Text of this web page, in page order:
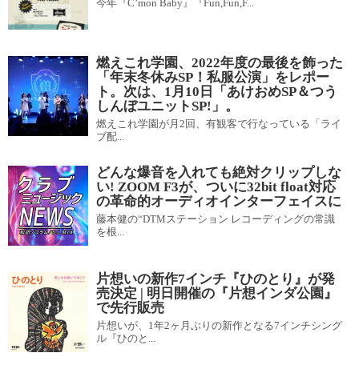
今年『C’mon Baby』『Fun,Fun,F...
燃えこれ学園、2022年度の最後を飾った
「年末冬休みSP！私服公演」をレポー
ト。次は、1月10日「あけおめSP＆つう
しんぼユニットSP!」。
燃えこれ学園が月2回、有観客で行なっている「ライ
ブ配...
どんな爆音を入れても絶対クリップしな
い! ZOOM F3が、ついに32bit float対応
の革命的オーディオインターフェイスに
藤本健の“DTMステーション レコーディングの常識
を根...
片想いの新作7インチ『ひのとり』が発
売決定 | 明日開催の『片想インダ公園』
で先行販売
片想いが、1年2ヶ月ぶりの新作となる7インチシング
ル『ひのと...